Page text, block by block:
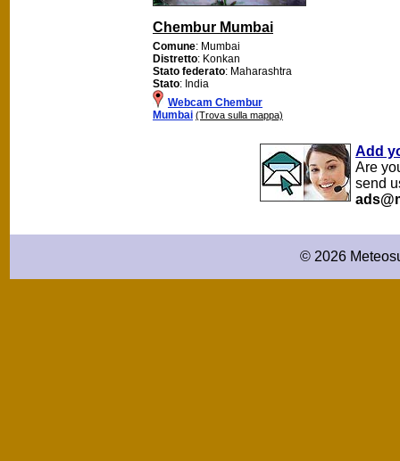
Chembur Mumbai
Comune: Mumbai
Distretto: Konkan
Stato federato: Maharashtra
Stato: India
Webcam Chembur
Mumbai (Trova sulla mappa)
Add
Are
send
© 2026